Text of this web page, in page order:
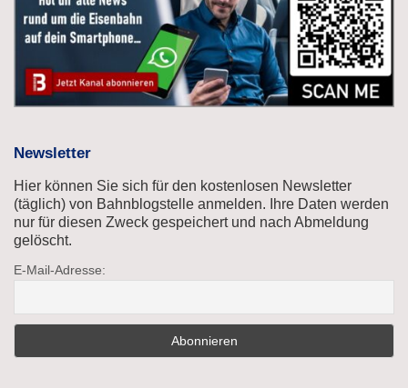
Newsletter
Hier können Sie sich für den kostenlosen Newsletter
(täglich) von Bahnblogstelle anmelden. Ihre Daten werden
nur für diesen Zweck gespeichert und nach Abmeldung
gelöscht.
E-Mail-Adresse: